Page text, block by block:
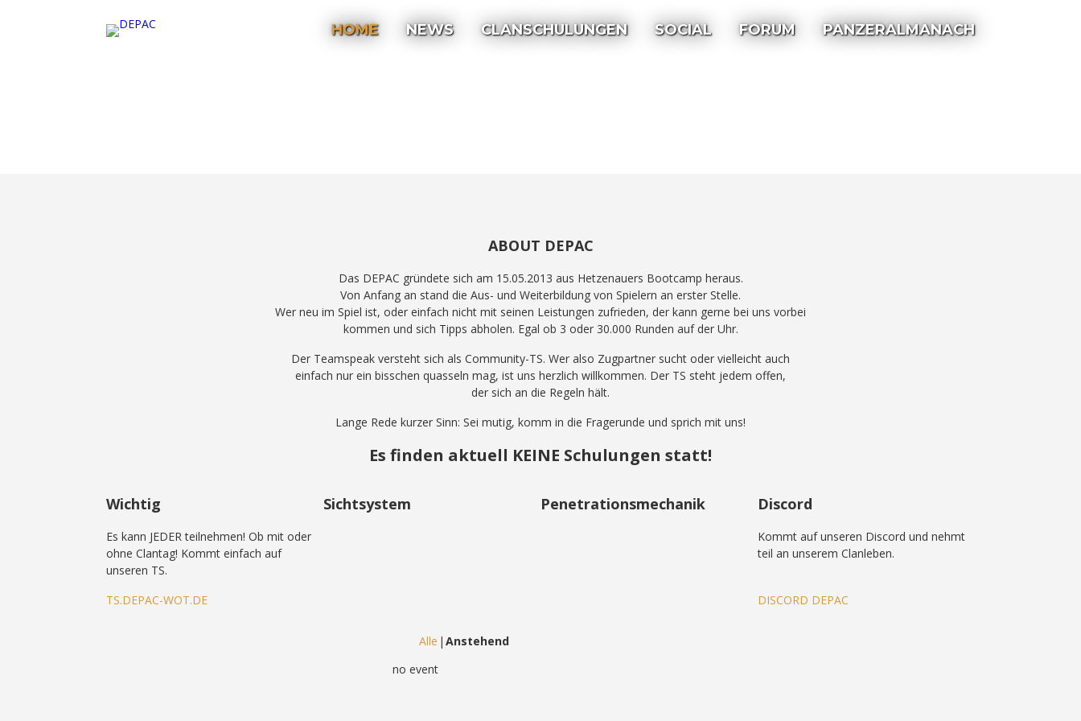
HOME NEWS CLANSCHULUNGEN SOCIAL FORUM PANZERALMANACH
ABOUT DEPAC
Das DEPAC gründete sich am 15.05.2013 aus Hetzenauers Bootcamp heraus.
Von Anfang an stand die Aus- und Weiterbildung von Spielern an erster Stelle.
Wer neu im Spiel ist, oder einfach nicht mit seinen Leistungen zufrieden, der kann gerne bei uns vorbei
kommen und sich Tipps abholen. Egal ob 3 oder 30.000 Runden auf der Uhr.
Der Teamspeak versteht sich als Community-TS. Wer also Zugpartner sucht oder vielleicht auch
einfach nur ein bisschen quasseln mag, ist uns herzlich willkommen. Der TS steht jedem offen,
der sich an die Regeln hält.
Lange Rede kurzer Sinn: Sei mutig, komm in die Fragerunde und sprich mit uns!
Es finden aktuell KEINE Schulungen statt!
Wichtig
Es kann JEDER teilnehmen! Ob mit oder
ohne Clantag! Kommt einfach auf
unseren TS.
Sichtsystem Penetrationsmechanik Discord
Kommt auf unseren Discord und nehmt
teil an unserem Clanleben.
TS.DEPAC-WOT.DE DISCORD DEPAC
Alle Anstehend
no event